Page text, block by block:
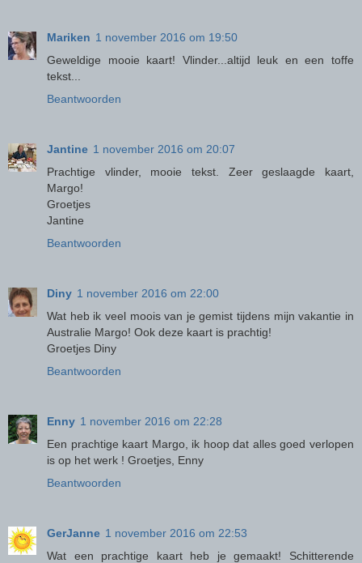
Mariken 1 november 2016 om 19:50
Geweldige mooie kaart! Vlinder...altijd leuk en een toffe
tekst...
Beantwoorden
Jantine 1 november 2016 om 20:07
Prachtige vlinder, mooie tekst. Zeer geslaagde kaart,
Margo!
Groetjes
Jantine
Beantwoorden
Diny 1 november 2016 om 22:00
Wat heb ik veel moois van je gemist tijdens mijn vakantie in
Australie Margo! Ook deze kaart is prachtig!
Groetjes Diny
Beantwoorden
Enny 1 november 2016 om 22:28
Een prachtige kaart Margo, ik hoop dat alles goed verlopen
is op het werk ! Groetjes, Enny
Beantwoorden
GerJanne 1 november 2016 om 22:53
Wat een prachtige kaart heb je gemaakt! Schitterende